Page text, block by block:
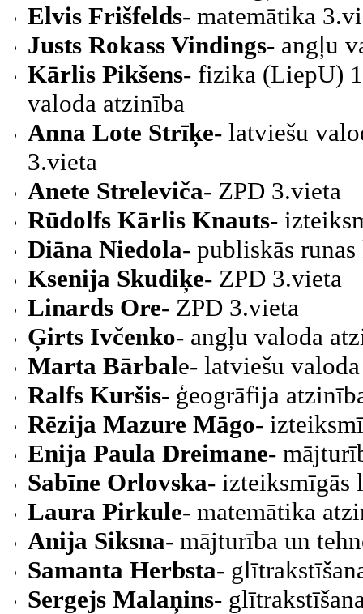
Elvis Frišfelds- matemātika
Justs Rokass Vindings- angļu
Kārlis Pikšens- fizika (LiepU)
valoda atzinība
Anna Lote Strīķe- latviešu
3.vieta
Anete Streleviča- ZPD 3.vieta
Rūdolfs Kārlis Knauts-
Diāna Niedola- publiskās
Ksenija Skudiķe- ZPD 3.vieta
Linards Ore- ZPD 3.vieta
Ģirts Ivčenko- angļu valoda
Marta Bārbale- latviešu
Ralfs Kuršis- ģeogrāfija
Rēzija Mazure Māgo-
Enija Paula Dreimane-
Sabīne Orlovska- izteiksmīgās
Laura Pirkule- matemātika
Anija Siksna- mājturība un
Samanta Herbsta-
Sergejs Malaņins-